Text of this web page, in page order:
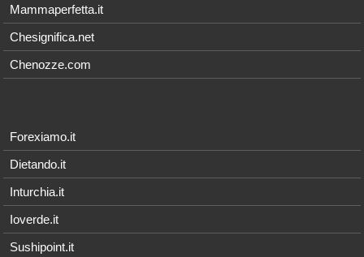
Mammaperfetta.it
Chesignifica.net
Chenozze.com
Forexiamo.it
Dietando.it
Inturchia.it
Ioverde.it
Sushipoint.it